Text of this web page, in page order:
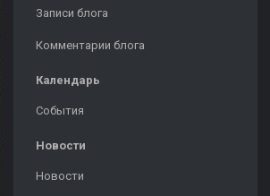
Записи блога
Комментарии блога
Календарь
События
Новости
Новости